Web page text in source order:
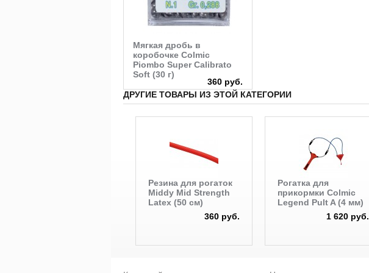
Мягкая дробь в
коробочке Colmic
Piombo Super Calibrato
Soft (30 г)
360 руб.
ДРУГИЕ ТОВАРЫ ИЗ ЭТОЙ КАТЕГОРИИ
Резина для рогаток
Middy Mid Strength
Latex (50 см)
360 руб.
Рогатка для
прикормки Colmic
Legend Pult A (4 мм)
1 620 руб.